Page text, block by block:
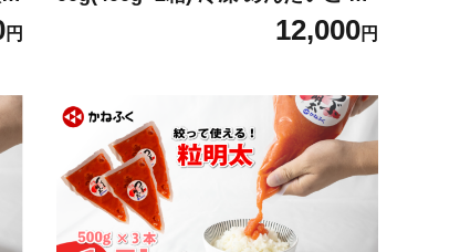
円
子明太子 特大 切れ子 切子 きれこ
明太 便利明太子 簡単便利 明太パス
おにぎり 海鮮 魚介 惣菜 ギフト 贈
答 贈り物 お取り寄せグルメ 本場 福
岡県 川崎町
12,000円